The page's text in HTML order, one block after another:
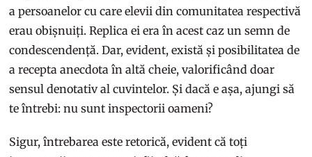
a persoanelor cu care elevii din comunitatea respectivă
erau obișnuiți. Replica ei era în acest caz un semn de
condescendență. Dar, evident, există și posibilitatea de
a recepta anecdota în altă cheie, valorificând doar
sensul denotativ al cuvintelor. Și dacă e așa, ajungi să
te întrebi: nu sunt inspectorii oameni?
Sigur, întrebarea este retorică, evident că toți